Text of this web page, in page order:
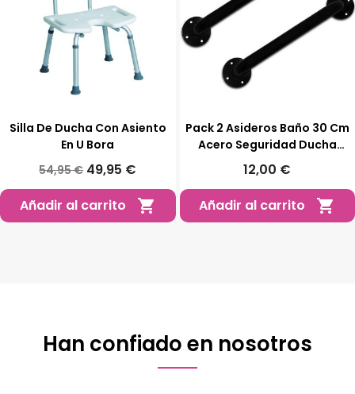
Silla De Ducha Con Asiento
En U Bora
54,95 € 49,95 €
Añadir al carrito

Pack 2 Asideros Baño 30 Cm
Acero Seguridad Ducha
Inodoro 115kg
12,00 €
Añadir al carrito

Han confiado en nosotros